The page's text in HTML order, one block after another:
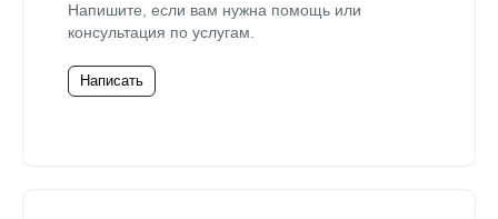
Напишите, если вам нужна помощь или
консультация по услугам.
Написать